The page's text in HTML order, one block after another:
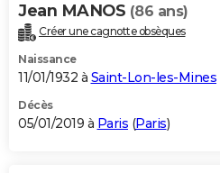
Jean MANOS (86 ans)
Créer une cagnotte obsèques
Naissance
11/01/1932 à Saint-Lon-les-Mines
Décès
05/01/2019 à Paris (Paris)